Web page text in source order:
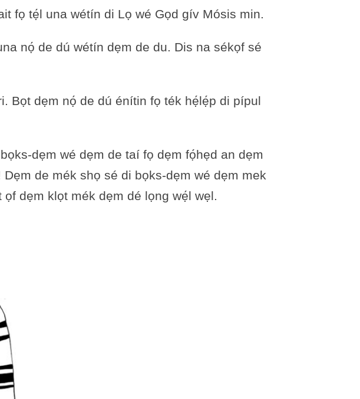
fọ tẹ́l una wétín di Lọ wé Gọd gív Mósis min.
nọ́ de dú wétín dẹm de du. Dis na sékọf sé
Bọt dẹm nọ́ de dú énítin fọ ték hẹ́lẹ́p di pípul
dẹm wé dẹm de taí fọ dẹm fọ́hẹd an dẹm
de mék shọ sé di bọks-dẹm wé dẹm mek
dẹm klọt mék dẹm dé lọng wẹ́l wẹl.